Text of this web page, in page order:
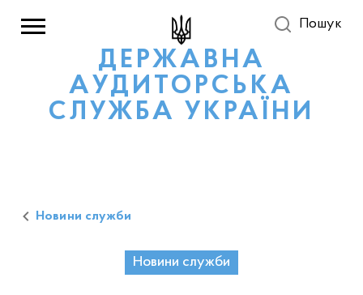
ДЕРЖАВНА
АУДИТОРСЬКА
СЛУЖБА УКРАЇНИ
Пошук
Новини служби
Новини служби